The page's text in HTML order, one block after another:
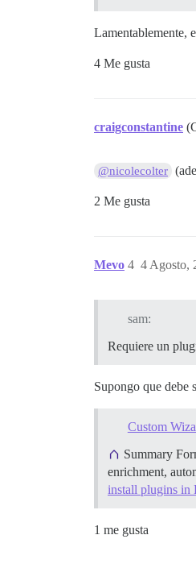
Lamentablemente,
4 Me gusta
craigconstantine
@nicolecolter
2 Me gusta
Mevo 4 Agosto,
4
sam:
Requiere un
Supongo que debe
Custom
Summary
enrichment,
install plugins in
1 me gusta